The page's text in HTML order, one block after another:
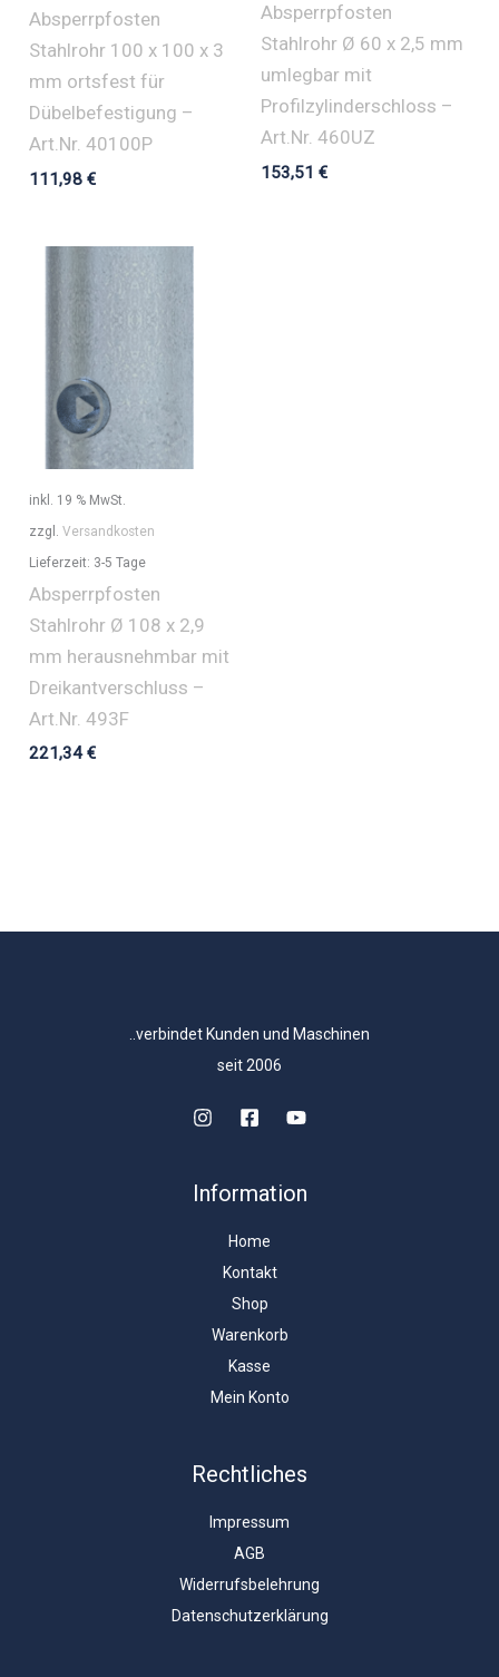
Absperrpfosten
Stahlrohr 100 x 100 x 3
mm ortsfest für
Dübelbefestigung –
Art.Nr. 40100P
111,98€
Absperrpfosten
Stahlrohr Ø 60 x 2,5 mm
umlegbar mit
Profilzylinderschloss –
Art.Nr. 460UZ
153,51 €
inkl. 19 % MwSt.
zzgl.Versandkosten
Lieferzeit: 3-5 Tage
Absperrpfosten
Stahlrohr Ø 108 x 2,9
mm herausnehmbar mit
Dreikantverschluss –
Art.Nr. 493F
221,34€
..verbindet Kunden und Maschinen
seit 2006
Information
Home
Kontakt
Shop
Warenkorb
Kasse
Mein Konto
Rechtliches
Impressum
AGB
Widerrufsbelehrung
Datenschutzerklärung